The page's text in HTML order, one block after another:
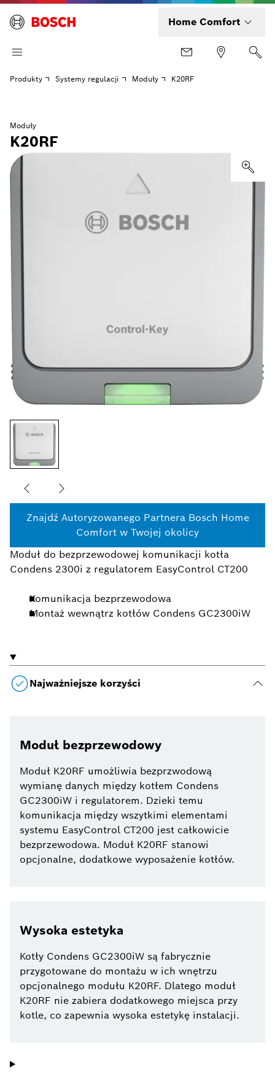
Home Comfort
Produkty Systemy regulacji Moduły K20RF
Moduły
K20RF
Znajdź Autoryzowanego Partnera Bosch Home
Comfort w Twojej okolicy
Moduł do bezprzewodowej komunikacji kotła
Condens 2300i z regulatorem EasyControl CT200
Komunikacja bezprzewodowa
Montaż wewnątrz kotłów Condens GC2300iW
Najważniejsze korzyści
Moduł bezprzewodowy
Moduł K20RF umożliwia bezprzwodową
wymianę danych między kotłem Condens
GC2300iW i regulatorem. Dzieki temu
komunikacja między wszytkimi elementami
systemu EasyControl CT200 jest całkowicie
bezprzewodowa. Moduł K20RF stanowi
opcjonalne, dodatkowe wyposażenie kotłów.
Wysoka estetyka
Kotły Condens GC2300iW są fabrycznie
przygotowane do montażu w ich wnętrzu
opcjonalnego modułu K20RF. Dlatego moduł
K20RF nie zabiera dodatkowego miejsca przy
kotle, co zapewnia wysoka estetykę instalacji.